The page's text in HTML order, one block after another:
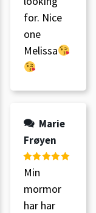
for. Nice
one
Melissa
Frøyen
Vurdert
Min
mormor
har har